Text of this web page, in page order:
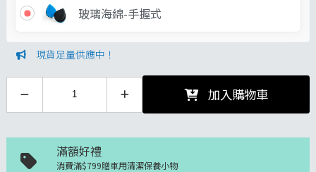
玻璃海綿-手握式
現貨足量供應中！
加入購物車
滿額好禮
消費滿$799贈車用清潔保養小物